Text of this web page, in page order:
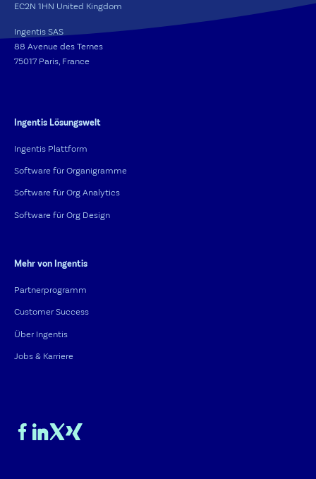
EC2N 1HN United Kingdom
Ingentis SAS
88 Avenue des Ternes
75017 Paris, France
Ingentis Lösungswelt
Ingentis Plattform
Software für Organigramme
Software für Org Analytics
Software für Org Design
Mehr von Ingentis
Partnerprogramm
Customer Success
Über Ingentis
Jobs & Karriere